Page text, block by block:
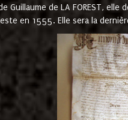
Guillaume de LA FOREST,
en 1555. Elle sera la